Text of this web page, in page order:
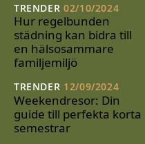
TRENDER 02/10/2024
Hur regelbunden
städning kan bidra till
en hälsosammare
familjemiljö
TRENDER 12/09/2024
Weekendresor: Din
guide till perfekta korta
semestrar